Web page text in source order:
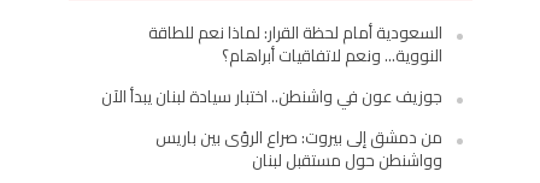
السعودية أمام لحظة القرار: لماذا نعم للطاقة
النووية… ونعم لاتفاقيات أبراهام؟
جوزيف عون في واشنطن.. اختبار سيادة لبنان يبدأ الآن
من دمشق إلى بيروت: صراع الرؤى بين باريس
وواشنطن حول مستقبل لبنان